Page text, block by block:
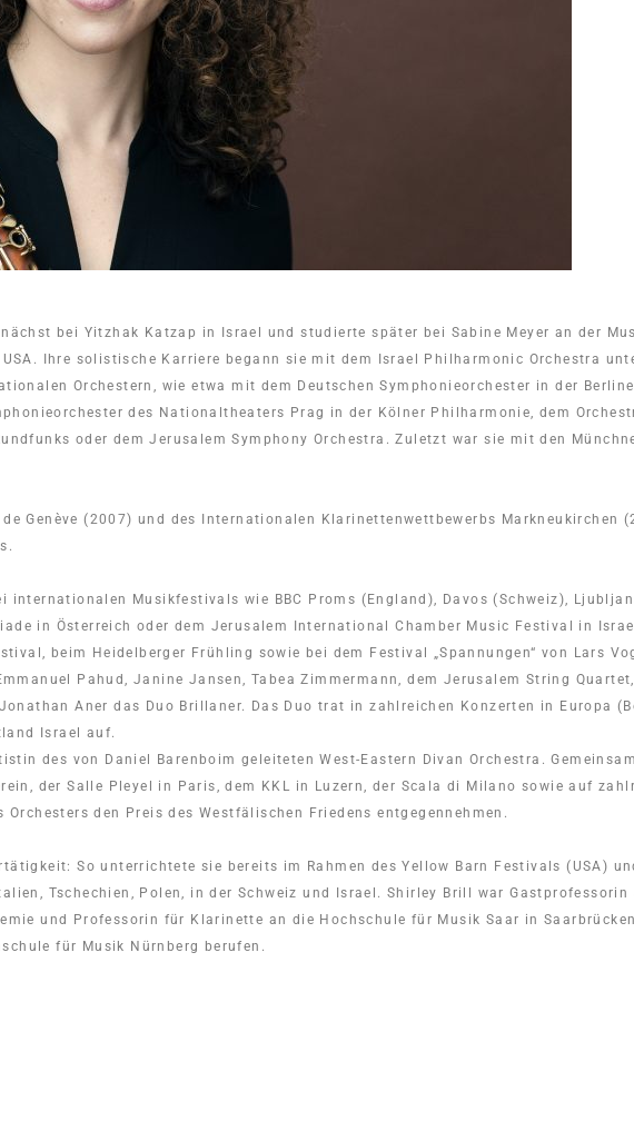
bei Yitzhak Katzap in Israel und studierte später bei Sabine Meyer an der
Ihre solistische Karriere begann sie mit dem Israel Philharmonic Orchestra
Orchestern, wie etwa mit dem Deutschen Symphonieorchester in der
des Nationaltheaters Prag in der Kölner Philharmonie, dem
oder dem Jerusalem Symphony Orchestra. Zuletzt war sie mit den
Genève (2007) und des Internationalen Klarinettenwettbewerbs Markneukirchen
internationalen Musikfestivals wie BBC Proms (England), Davos (Schweiz),
in Österreich oder dem Jerusalem International Chamber Music Festival in
beim Heidelberger Frühling sowie bei dem Festival „Spannungen“ von Lars
Pahud, Janine Jansen, Tabea Zimmermann, dem Jerusalem String
Aner das Duo Brillaner. Das Duo trat in zahlreichen Konzerten in Europa
Israel auf.
des von Daniel Barenboim geleiteten West-Eastern Divan Orchestra.
der Salle Pleyel in Paris, dem KKL in Luzern, der Scala di Milano sowie auf
den Preis des Westfälischen Friedens entgegennehmen.
So unterrichtete sie bereits im Rahmen des Yellow Barn Festivals (USA)
Tschechien, Polen, in der Schweiz und Israel. Shirley Brill war Gastprofessorin
und Professorin für Klarinette an die Hochschule für Musik Saar in
für Musik Nürnberg berufen.